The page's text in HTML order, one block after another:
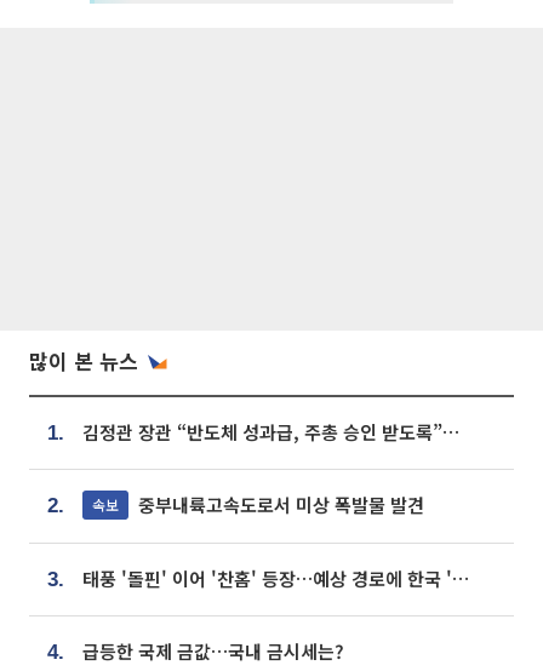
많이 본 뉴스
1. 김정관 장관 “반도체 성과급, 주총 승인 받도록”…상법·자본시장법 개정 시사
2. 속보 중부내륙고속도로서 미상 폭발물 발견
3. 태풍 '돌핀' 이어 '찬홈' 등장…예상 경로에 한국 '한숨'
4. 급등한 국제 금값…국내 금시세는?